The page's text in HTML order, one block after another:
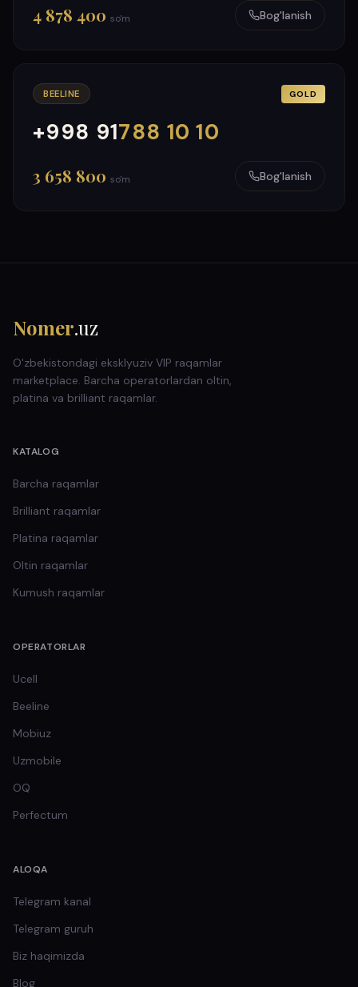
4 878 400 so'm Bog'lanish
BEELINE GOLD
+998 91788 10 10
000
999
3 658 800 so'm Bog'lanish
Nomer.uz
O'zbekistondagi eksklyuziv VIP raqamlar
marketplace. Barcha operatorlardan oltin,
platina va brilliant raqamlar.
KATALOG
Barcha raqamlar
Brilliant raqamlar
Platina raqamlar
Oltin raqamlar
Kumush raqamlar
OPERATORLAR
Ucell
Beeline
Mobiuz
Uzmobile
OQ
Perfectum
ALOQA
Telegram kanal
Telegram guruh
Biz haqimizda
Blog